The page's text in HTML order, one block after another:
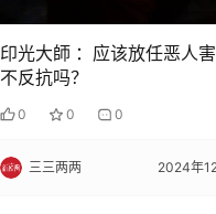
印光大師 ：应该放任恶人
不反抗吗？
0 0 0
三三两两 2024年